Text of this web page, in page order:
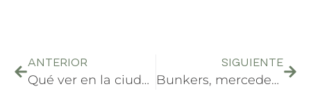
ANTERIOR
Qué ver en la ciudad amurallada de Carcassonne
SIGUIENTE
Bunkers, mercedes y olivos, el coctel de Albania